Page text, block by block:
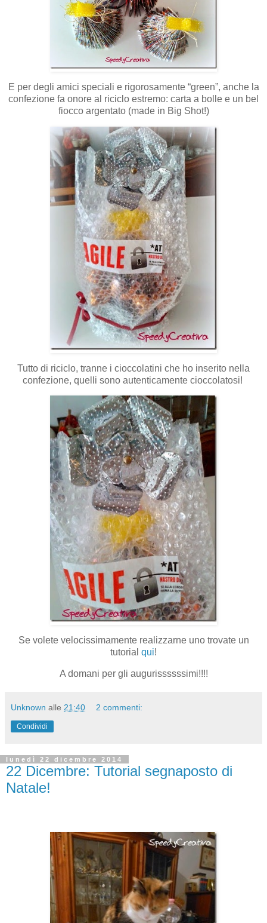
E per degli amici speciali e rigorosamente “green”, anche la
confezione fa onore al riciclo estremo: carta a bolle e un bel
fiocco argentato (made in Big Shot!)
Tutto di riciclo, tranne i cioccolatini che ho inserito nella
confezione, quelli sono autenticamente cioccolatosi!
Se volete velocissimamente realizzarne uno trovate un
tutorial qui!
A domani per gli augurissssssimi!!!!
Unknown alle 21:40 2 commenti:
Condividi
lunedì 22 dicembre 2014
22 Dicembre: Tutorial segnaposto di
Natale!